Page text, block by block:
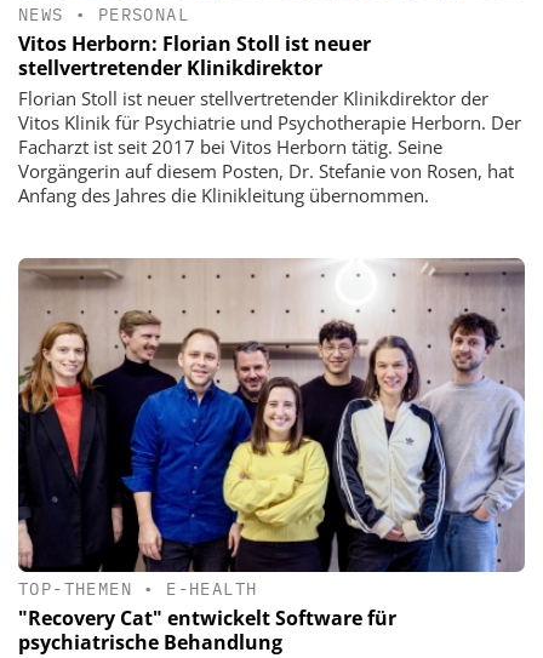
NEWS • PERSONAL
Vitos Herborn: Florian Stoll ist neuer
stellvertretender Klinikdirektor
Florian Stoll ist neuer stellvertretender Klinikdirektor der
Vitos Klinik für Psychiatrie und Psychotherapie Herborn. Der
Facharzt ist seit 2017 bei Vitos Herborn tätig. Seine
Vorgängerin auf diesem Posten, Dr. Stefanie von Rosen, hat
Anfang des Jahres die Klinikleitung übernommen.
TOP-THEMEN • E-HEALTH
"Recovery Cat" entwickelt Software für
psychiatrische Behandlung